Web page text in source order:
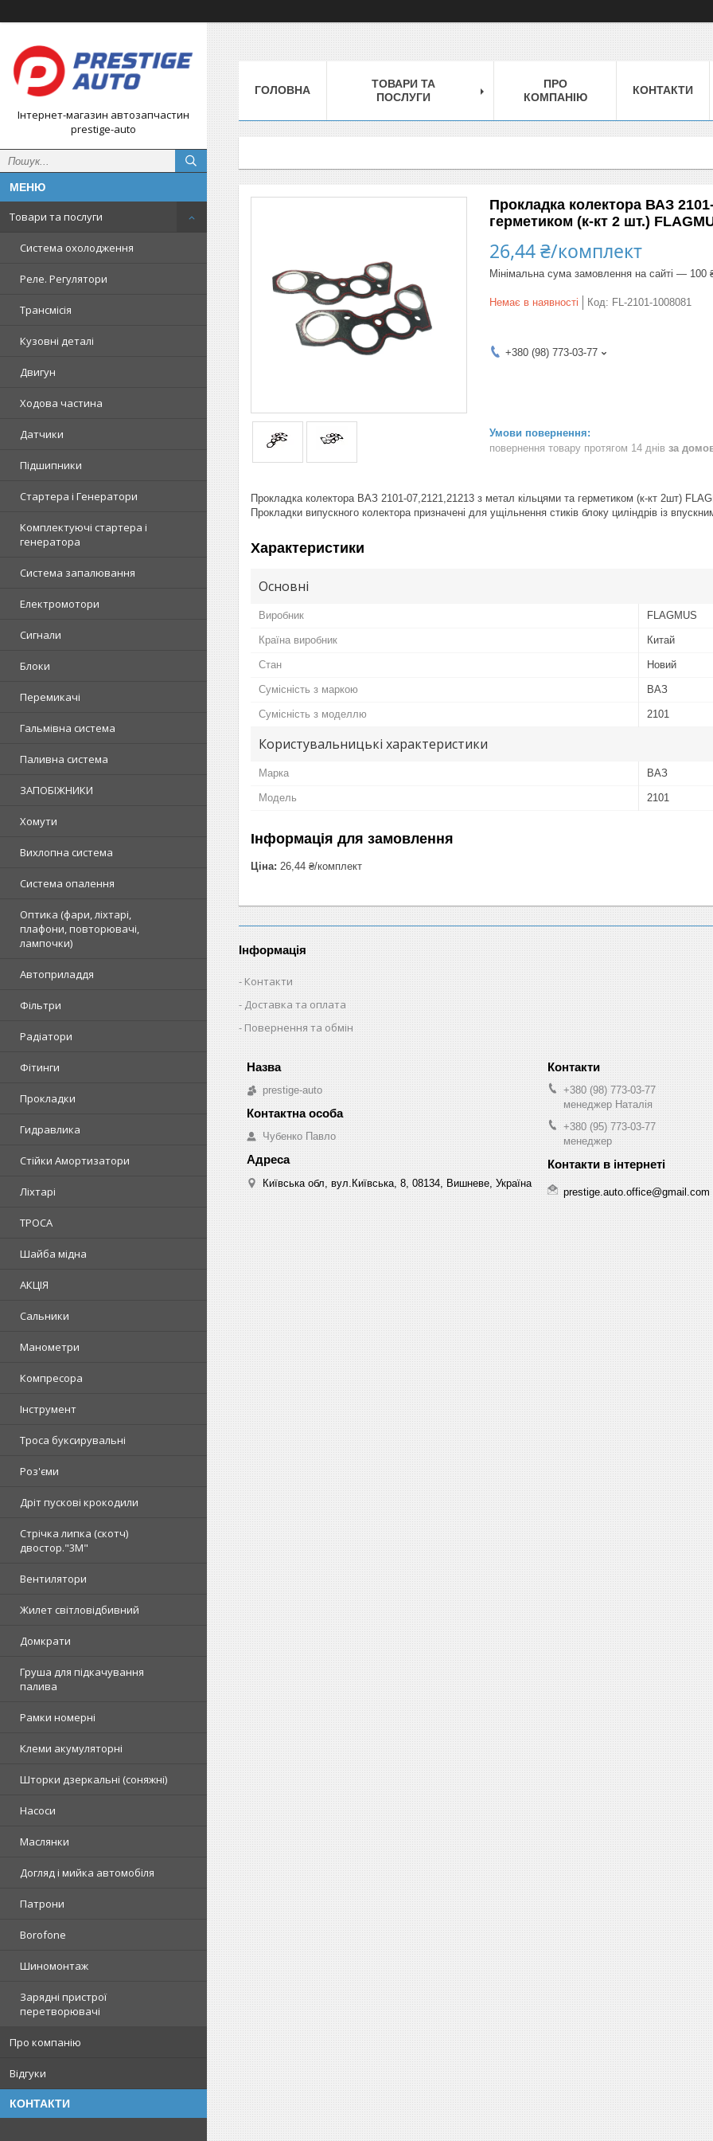
Інтернет-магазин автозапчастин
prestige-auto
Товари та послуги
Система охолодження
Реле. Регулятори
Трансмісія
Кузовні деталі
Двигун
Ходова частина
Датчики
Підшипники
Стартера і Генератори
Комплектуючі стартера і
генератора
Система запалювання
Електромотори
Сигнали
Блоки
Перемикачі
Гальмівна система
Паливна система
ЗАПОБІЖНИКИ
Хомути
Вихлопна система
Система опалення
Оптика (фари, ліхтарі,
плафони, повторювачі,
лампочки)
Автоприладдя
Фільтри
Радіатори
Фітинги
Прокладки
Гидравлика
Стійки Амортизатори
Ліхтарі
ТРОСА
Шайба мідна
АКЦІЯ
Сальники
Манометри
Компресора
Інструмент
Троса буксирувальні
Роз'єми
Дріт пускові крокодили
Стрічка липка (скотч)
двостор."3М"
Вентилятори
Жилет світловідбивний
Домкрати
Груша для підкачування
палива
Рамки номерні
Клеми акумуляторні
Шторки дзеркальні (соняжні)
Насоси
Маслянки
Догляд і мийка автомобіля
Патрони
Borofone
Шиномонтаж
Зарядні пристрої
перетворювачі
Про компанію
Відгуки
КОНТАКТИ
ГОЛОВНА
ТОВАРИ ТА
ПОСЛУГИ
ПРО
КОМПАНІЮ
КОНТАКТИ
Прокладка колектора ВАЗ
герметиком (к-кт 2 шт.)
26,44 ₴/комплект
Мінімальна сума замовлення на сайті — 100
Немає в наявності Код: FL-2101-1008081
+380 (98) 773-03-77
повернення товару протягом 14 днів за
Прокладка колектора ВАЗ 2101-07,2121,21213 з метал кільцями та герметиком (к-кт 2шт)
Прокладки випускного колектора призначені для ущільнення стиків блоку циліндрів із
Характеристики
Основні
Виробник FLAGMUS
Країна виробник Китай
Стан Новий
Сумісність з маркою ВАЗ
Сумісність з моделлю 2101
Користувальницькі характеристики
Марка ВАЗ
Модель 2101
Інформація для замовлення
Ціна: 26,44 ₴/комплект
Інформація
Контакти
Доставка та оплата
Повернення та обмін
prestige-auto
Чубенко Павло
Київська обл, вул.Київська, 8, 08134, Вишневе, Україна
+380 (98) 773-03-77
менеджер Наталія
+380 (95) 773-03-77
менеджер
prestige.auto.office@gmail.com